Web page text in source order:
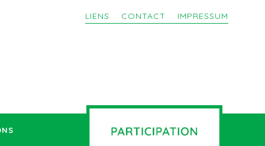
LIENS CONTACT IMPRESSUM